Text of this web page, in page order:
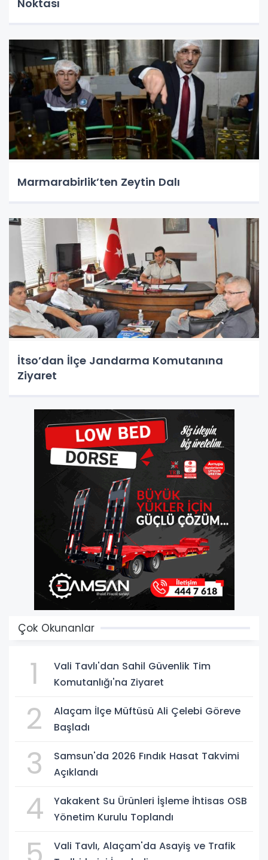
Noktası
Marmarabirlik’ten Zeytin Dalı
İtso’dan İlçe Jandarma Komutanına
Ziyaret
Çok Okunanlar
1
Vali Tavlı'dan Sahil Güvenlik Tim
Komutanlığı'na Ziyaret
2
Alaçam İlçe Müftüsü Ali Çelebi Göreve
Başladı
3
Samsun'da 2026 Fındık Hasat Takvimi
Açıklandı
4
Yakakent Su Ürünleri İşleme İhtisas OSB
Yönetim Kurulu Toplandı
Vali Tavlı, Alaçam'da Asayiş ve Trafik